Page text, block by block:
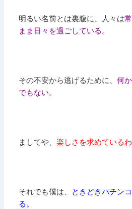
明るい名前とは裏腹に、人々は
まま日々を過ごしている。
その不安から逃げるために、何
でもない。
ましてや、楽しさを求めているわ
それでも僕は、 ときどきパチン
る。